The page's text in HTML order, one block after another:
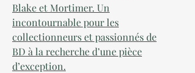
Blake et Mortimer. Un
incontournable pour les
collectionneurs et passionnés de
BD à la recherche d’une pièce
d’exception.